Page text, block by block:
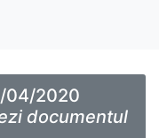
04/2020
documentul